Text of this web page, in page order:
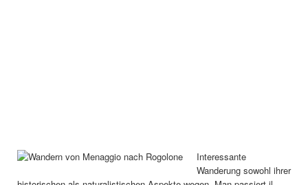
Interessante
Wanderung sowohl ihrer